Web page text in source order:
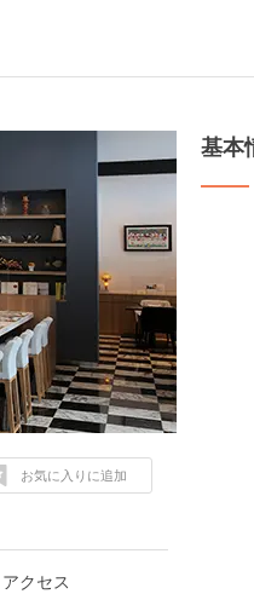
お気に入りに追加
アクセス
基本